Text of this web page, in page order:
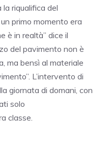
la riqualifica del
primo momento era
è in realtà” dice il
del pavimento non è
ma bensì al materiale
L’intervento di
giornata di domani, con
solo
classe.